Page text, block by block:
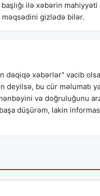
ilə xəbərin
məqsədini gizlədə bilər.
dəqiqə xəbərlər" vacib
deyilsə, bu cür məlumatı
və doğruluğunu
düşürəm, lakin